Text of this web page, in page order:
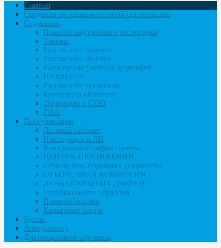
Главная
Сведения об образовательной организации
Студентам
Правила внутреннего распорядка
Замены
Расписание занятий
Расписание звонков
Размещение учебных аудиторий
ПАМЯТКА
Расписание экзаменов
Квитанции об оплате
Обркредит в СПО
ГИА
Поступающим
Личный кабинет
Инструкция к ЛК
Контрольные цифры приема
ЦЕНТРЫ ПРИТЯЖЕНИЯ
Список лиц, подавших документы
ОТБОРОЧНАЯ КОМИССИЯ
ДЕНЬ ОТКРЫТЫХ ДВЕРЕЙ
Специальности обучения
Правила приема
Карьерные карты
Курсы
Абитуриенту
Дистанционное обучение